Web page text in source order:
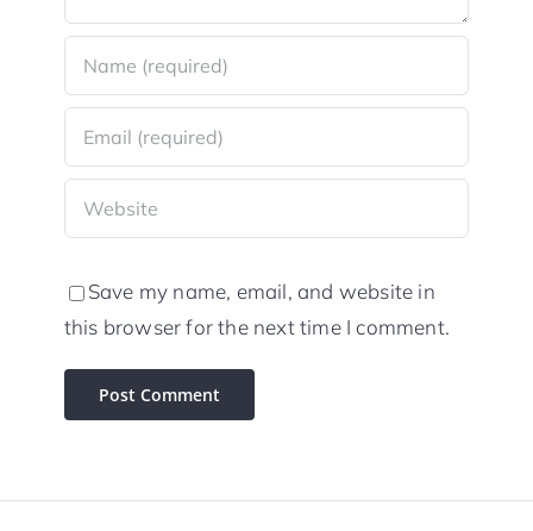
Save my name, email, and website in
this browser for the next time I comment.